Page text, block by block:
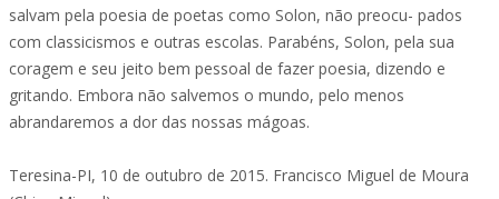
salvam pela poesia de poetas como Solon, não preocu- pados
com classicismos e outras escolas. Parabéns, Solon, pela sua
coragem e seu jeito bem pessoal de fazer poesia, dizendo e
gritando. Embora não salvemos o mundo, pelo menos
abrandaremos a dor das nossas mágoas.
Teresina-PI, 10 de outubro de 2015. Francisco Miguel de Moura